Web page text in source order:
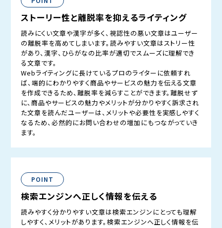
ストーリー性と離脱率を抑えるライティング
読みにくい文章や漢字が多く、視認性の悪い文章はユーザー
の離脱率を高めてしまいます。読みやすい文章はストリー性
があり、漢字、ひらがなの比率が適切でスムーズに理解でき
る文章です。
Webライティングに長けているプロのライターに依頼すれ
ば、端的にわかりやすく商品やサービスの魅力を伝える文章
を作成できるため、離脱率を減らすことができます。離脱せず
に、商品やサービスの魅力やメリットが分かりやすく訴求され
た文章を読んだユーザーは、メリットや必要性を実感しやすく
なるため、必然的にお問い合わせの増加にもつながっていき
ます。
POINT
検索エンジンへ正しく情報を伝える
読みやすく分かりやすい文章は検索エンジンにとっても理解
しやすく、メリットがあります。検索エンジンへ正しく情報を伝